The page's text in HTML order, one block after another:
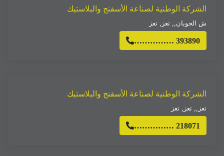
الشركة الوطنية لصناعة الأسفنج والبلاستيك
ش الحوبان,, تعز , تعز
…………… 393890
الشركة الوطنية لصناعة الأسفنج والبلاستيك
تعز,, تعز , تعز
…………… 218071